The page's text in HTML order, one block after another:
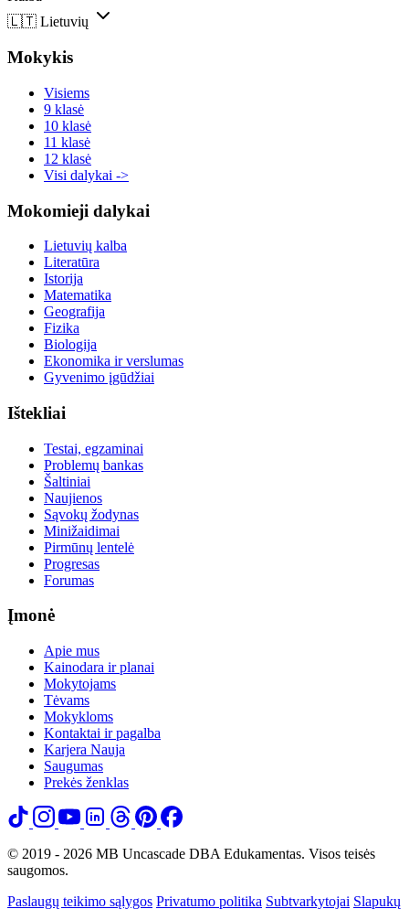
🇱🇹 Lietuvių
Mokykis
Visiems
9 klasė
10 klasė
11 klasė
12 klasė
Visi dalykai ->
Mokomieji dalykai
Lietuvių kalba
Literatūra
Istorija
Matematika
Geografija
Fizika
Biologija
Ekonomika ir verslumas
Gyvenimo įgūdžiai
Ištekliai
Testai, egzaminai
Problemų bankas
Šaltiniai
Naujienos
Sąvokų žodynas
Minižaidimai
Pirmūnų lentelė
Progresas
Forumas
Įmonė
Apie mus
Kainodara ir planai
Mokytojams
Tėvams
Mokykloms
Kontaktai ir pagalba
Karjera Nauja
Saugumas
Prekės ženklas
© 2019 - 2026 MB Uncascade DBA Edukamentas. Visos teisės
saugomos.
Paslaugų teikimo sąlygos Privatumo politika Subtvarkytojai Slapukų